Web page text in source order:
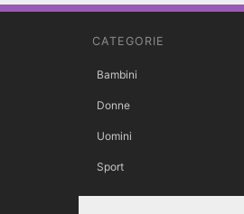
CATEGORIE
Bambini
Donne
Uomini
Sport